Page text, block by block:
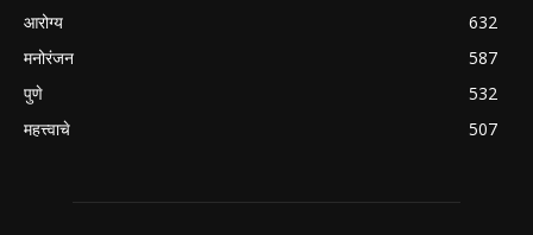
आरोग्य
632
मनोरंजन
587
पुणे
532
महत्त्वाचे
507